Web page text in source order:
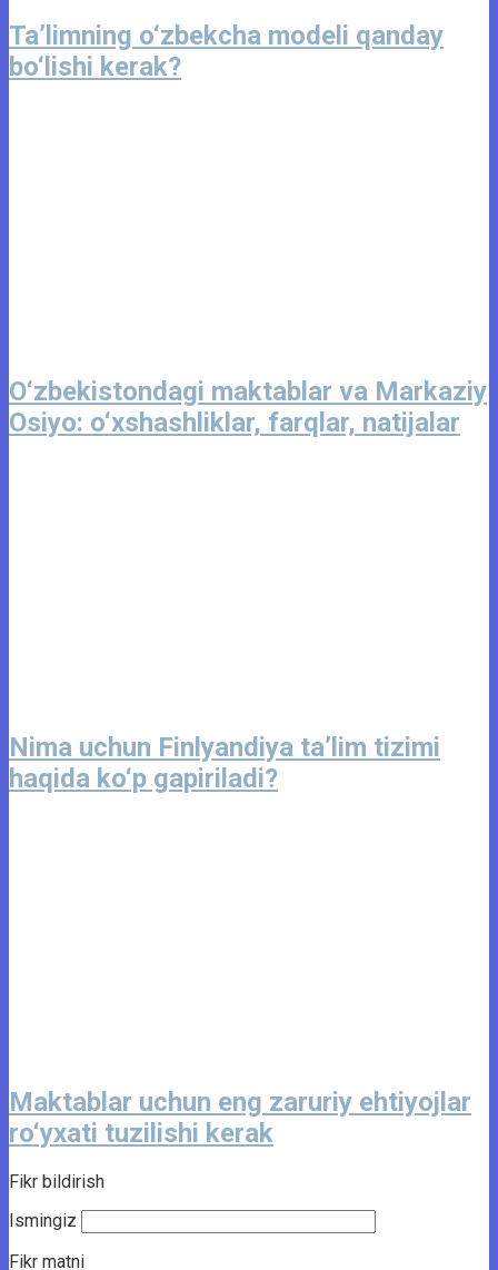
Ta’limning o‘zbekcha modeli qanday
bo‘lishi kerak?
O‘zbekistondagi maktablar va Markaziy
Osiyo: o‘xshashliklar, farqlar, natijalar
Nima uchun Finlyandiya ta’lim tizimi
haqida ko‘p gapiriladi?
Maktablar uchun eng zaruriy ehtiyojlar
ro‘yxati tuzilishi kerak
Fikr bildirish
Ismingiz
Fikr matni